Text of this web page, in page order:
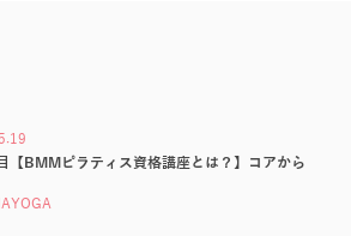
【BMMピラティス資格講座とは？】コアから